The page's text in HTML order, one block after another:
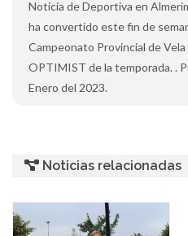
Noticia de Deportiva en
ha convertido este fin de
Campeonato Provincial de
OPTIMIST de la temporada. .
Enero del 2023.
Noticias relacionadas